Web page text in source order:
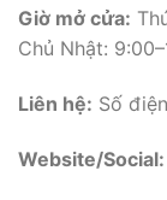
Giờ mở cửa:
Chủ Nhật:
Liên hệ: Số
Website/Social: